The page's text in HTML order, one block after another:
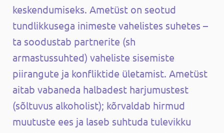
keskendumiseks. Ametüst on seotud
tundlikkusega inimeste vahelistes suhetes –
ta soodustab partnerite (sh
armastussuhted) vaheliste sisemiste
piirangute ja konfliktide ületamist. Ametüst
aitab vabaneda halbadest harjumustest
(sõltuvus alkoholist); kõrvaldab hirmud
muutuste ees ja laseb suhtuda tulevikku